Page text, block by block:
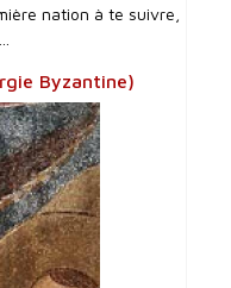
nation à te suivre,
Byzantine)